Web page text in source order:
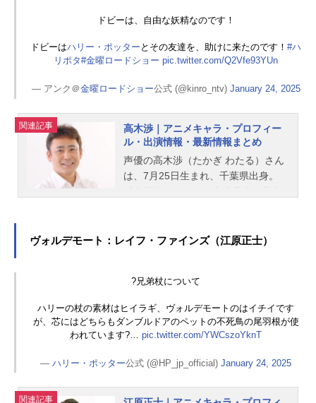
ドビーは、自由な妖精なのです！
ドビーはハリー・ポッター とその友達を、助けに来たのです！#ハ
リポタ#金曜ロードショー pic.twitter.com/Q2Vfe93YUn
— アンク＠金曜ロードショー公式 (@kinro_ntv) January 24, 2025
関連記事
高木渉｜アニメキャラ・プロフィー
ル・出演情報・最新情報まとめ
声優の高木渉（たかぎ わたる）さん
は、7月25日生まれ、千葉県出身。
虹村億泰役など、人気作品のキャラ
ご紹介！
ヴォルデモート：レイフ・ファインズ（江原正士）
?兄弟杖について
ハリーの杖の素材はヒイラギ、ヴォルデモートのはイチイです
が、芯にはどちらもダンブルドアのペットの不死鳥の尾羽根が使
われています?…pic.twitter.com/YWCszoYknT
—ハリー・ポッター公式 (@HP_jp_official)January 24, 2025
関連記事